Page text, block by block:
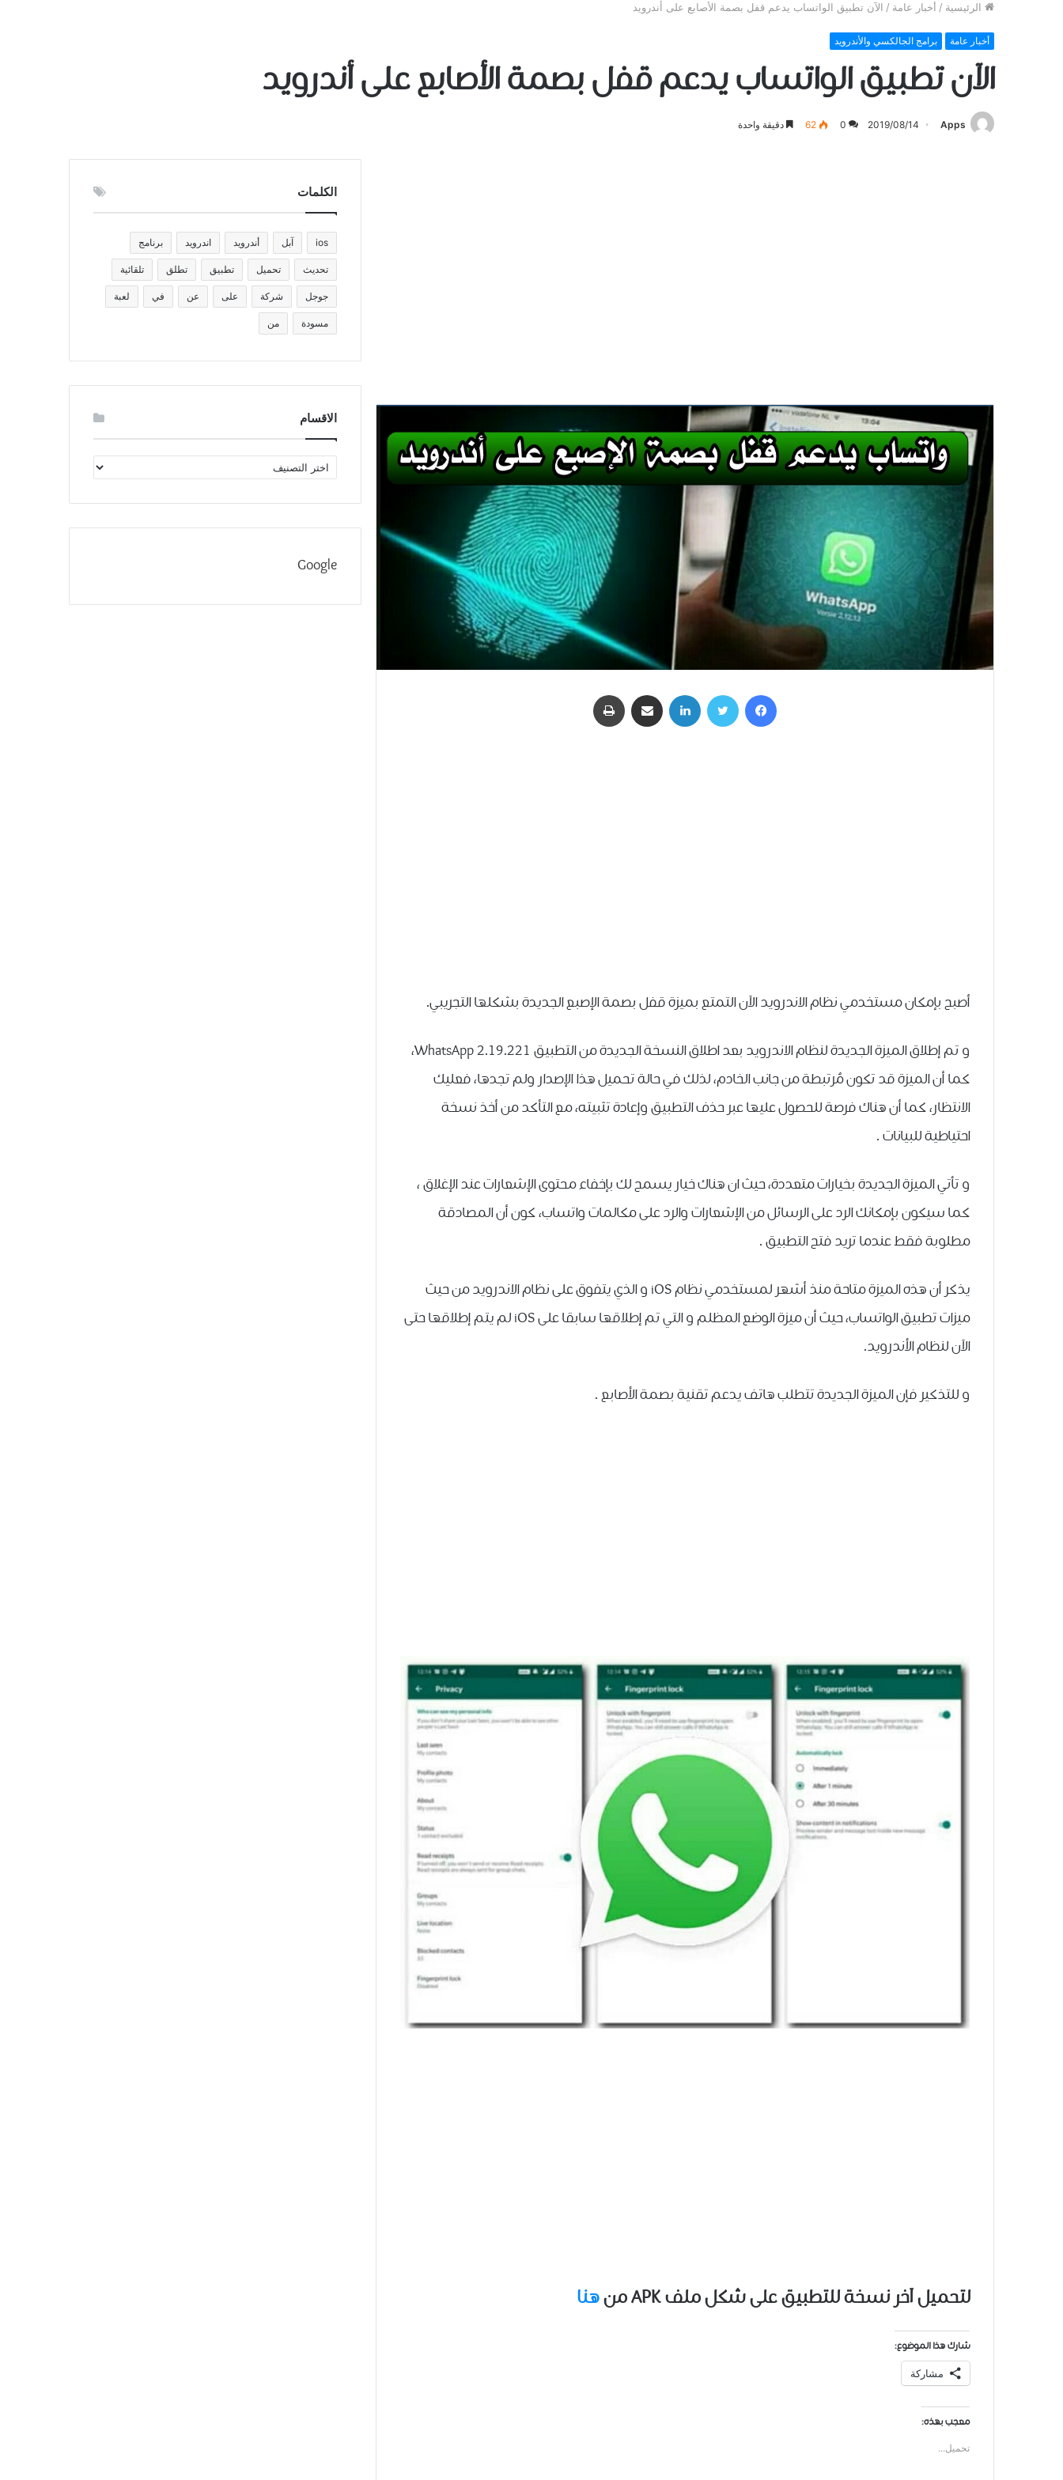
الرئيسية / أخبار عامة / الآن تطبيق الواتساب يدعم ﻗﻔﻞ ﺑﺼﻤﺔ ﺍﻷﺻﺎﺑﻊ ﻋﻠﻰ ﺃﻧﺪﺭﻭﻳﺪ
أخبار عامة برامج الجالكسي والأندرويد
الآن تطبيق الواتساب يدعم ﻗﻔﻞ ﺑﺼﻤﺔ ﺍﻷﺻﺎﺑﻊ ﻋﻠﻰ ﺃﻧﺪﺭﻭﻳﺪ
Apps
2019/08/14
0
62 دقيقة واحدة
فيسبوك تويتر لينكدإن مشاركة عبر البريد
أصبح بإمكان مستخدمي نظام الاندرويد الآن التمتع بميزة قفل بصمة الإصبع الجديدة بشكلها التجريبي.
و تم إطلاق الميزة الجديدة لنظام الاندرويد بعد اطلاق النسخة الجديدة من التطبيق WhatsApp 2.19.221،
كما ﺃﻥ ﺍﻟﻤﻴﺰﺓ ﻗﺪ ﺗﻜﻮﻥ ﻣُﺮﺗﺒﻄﺔ ﻣﻦ ﺟﺎﻧﺐ ﺍﻟﺨﺎﺩﻡ، ﻟﺬﻟﻚ ﻓﻲ ﺣﺎﻟﺔ ﺗﺤﻤﻴﻞ ﻫﺬﺍ ﺍﻹﺻﺪﺍﺭ ﻭﻟﻢ ﺗﺠﺪﻫﺎ، ﻓﻌﻠﻴﻚ
ﺍﻻﻧﺘﻈﺎﺭ، كما أن ﻫﻨﺎﻙ ﻓﺮﺻﺔ للحصول ﻋﻠﻴﻬﺎ ﻋﺒﺮ ﺣﺬﻑ ﺍﻟﺘﻄﺒﻴﻖ ﻭﺇﻋﺎﺩﺓ ﺗﺜﺒﻴﺘﻪ، مع التأكد ﻣﻦ ﺃﺧﺬ ﻧﺴﺨﺔ
ﺍﺣﺘﻴﺎﻃﻴﺔ للبيانات .
و تأتي الميزة الجديدة بخيارات متعددة، حيث ان ﻫﻨﺎﻙ ﺧﻴﺎﺭ ﻳﺴﻤﺢ ﻟﻚ ﺑﺈﺧﻔﺎﺀ ﻣﺤﺘﻮﻯ ﺍﻹﺷﻌﺎﺭﺍﺕ ﻋﻨﺪ ﺍﻹﻏﻼﻕ ،
كما ﺳﻴﻜﻮﻥ ﺑﺈﻣﻜﺎﻧﻚ ﺍﻟﺮﺩ ﻋﻠﻰ ﺍﻟﺮﺳﺎﺋﻞ ﻣﻦ ﺍﻹﺷﻌﺎﺭﺍﺕ ﻭﺍﻟﺮﺩ ﻋﻠﻰ ﻣﻜﺎﻟﻤﺎﺕ ﻭﺍﺗﺴﺎﺏ، ﻛﻮﻥ ﺃﻥ ﺍﻟﻤﺼﺎﺩﻗﺔ
ﻣﻄﻠﻮﺑﺔ ﻓﻘﻂ ﻋﻨﺪﻣﺎ ﺗﺮﻳﺪ ﻓﺘﺢ ﺍﻟﺘﻄﺒﻴﻖ .
يذكر أن هذه الميزة متاحة منذ أشهر لمستخدمي نظام iOS و الذي يتفوق على نظام الاندرويد من حيث
ميزات تطبيق الواتساب، حيث أن ميزة الوضع المظلم و التي تم إطلاقها سابقا على iOS لم يتم إطلاقها حتى
الآن لنظام الأندرويد.
و للتذكير فإن الميزة الجديدة تتطلب هاتف يدعم ﺗﻘﻨﻴﺔ ﺑﺼﻤﺔ ﺍﻷﺻﺎﺑﻊ .
لتحميل آخر نسخة للتطبيق على شكل ملف APK ﻣﻦ ﻫﻨﺎ
شارك هذا الموضوع:
مشاركة
معجب بهذه:
تحميل...
الكلمات
ios آبل أندرويد اندرويد برنامج
تحديث تحميل تطبيق تطلق تلقائية
جوجل شركة على عن في لعبة
مسودة من
الاقسام
الاقسام
Google